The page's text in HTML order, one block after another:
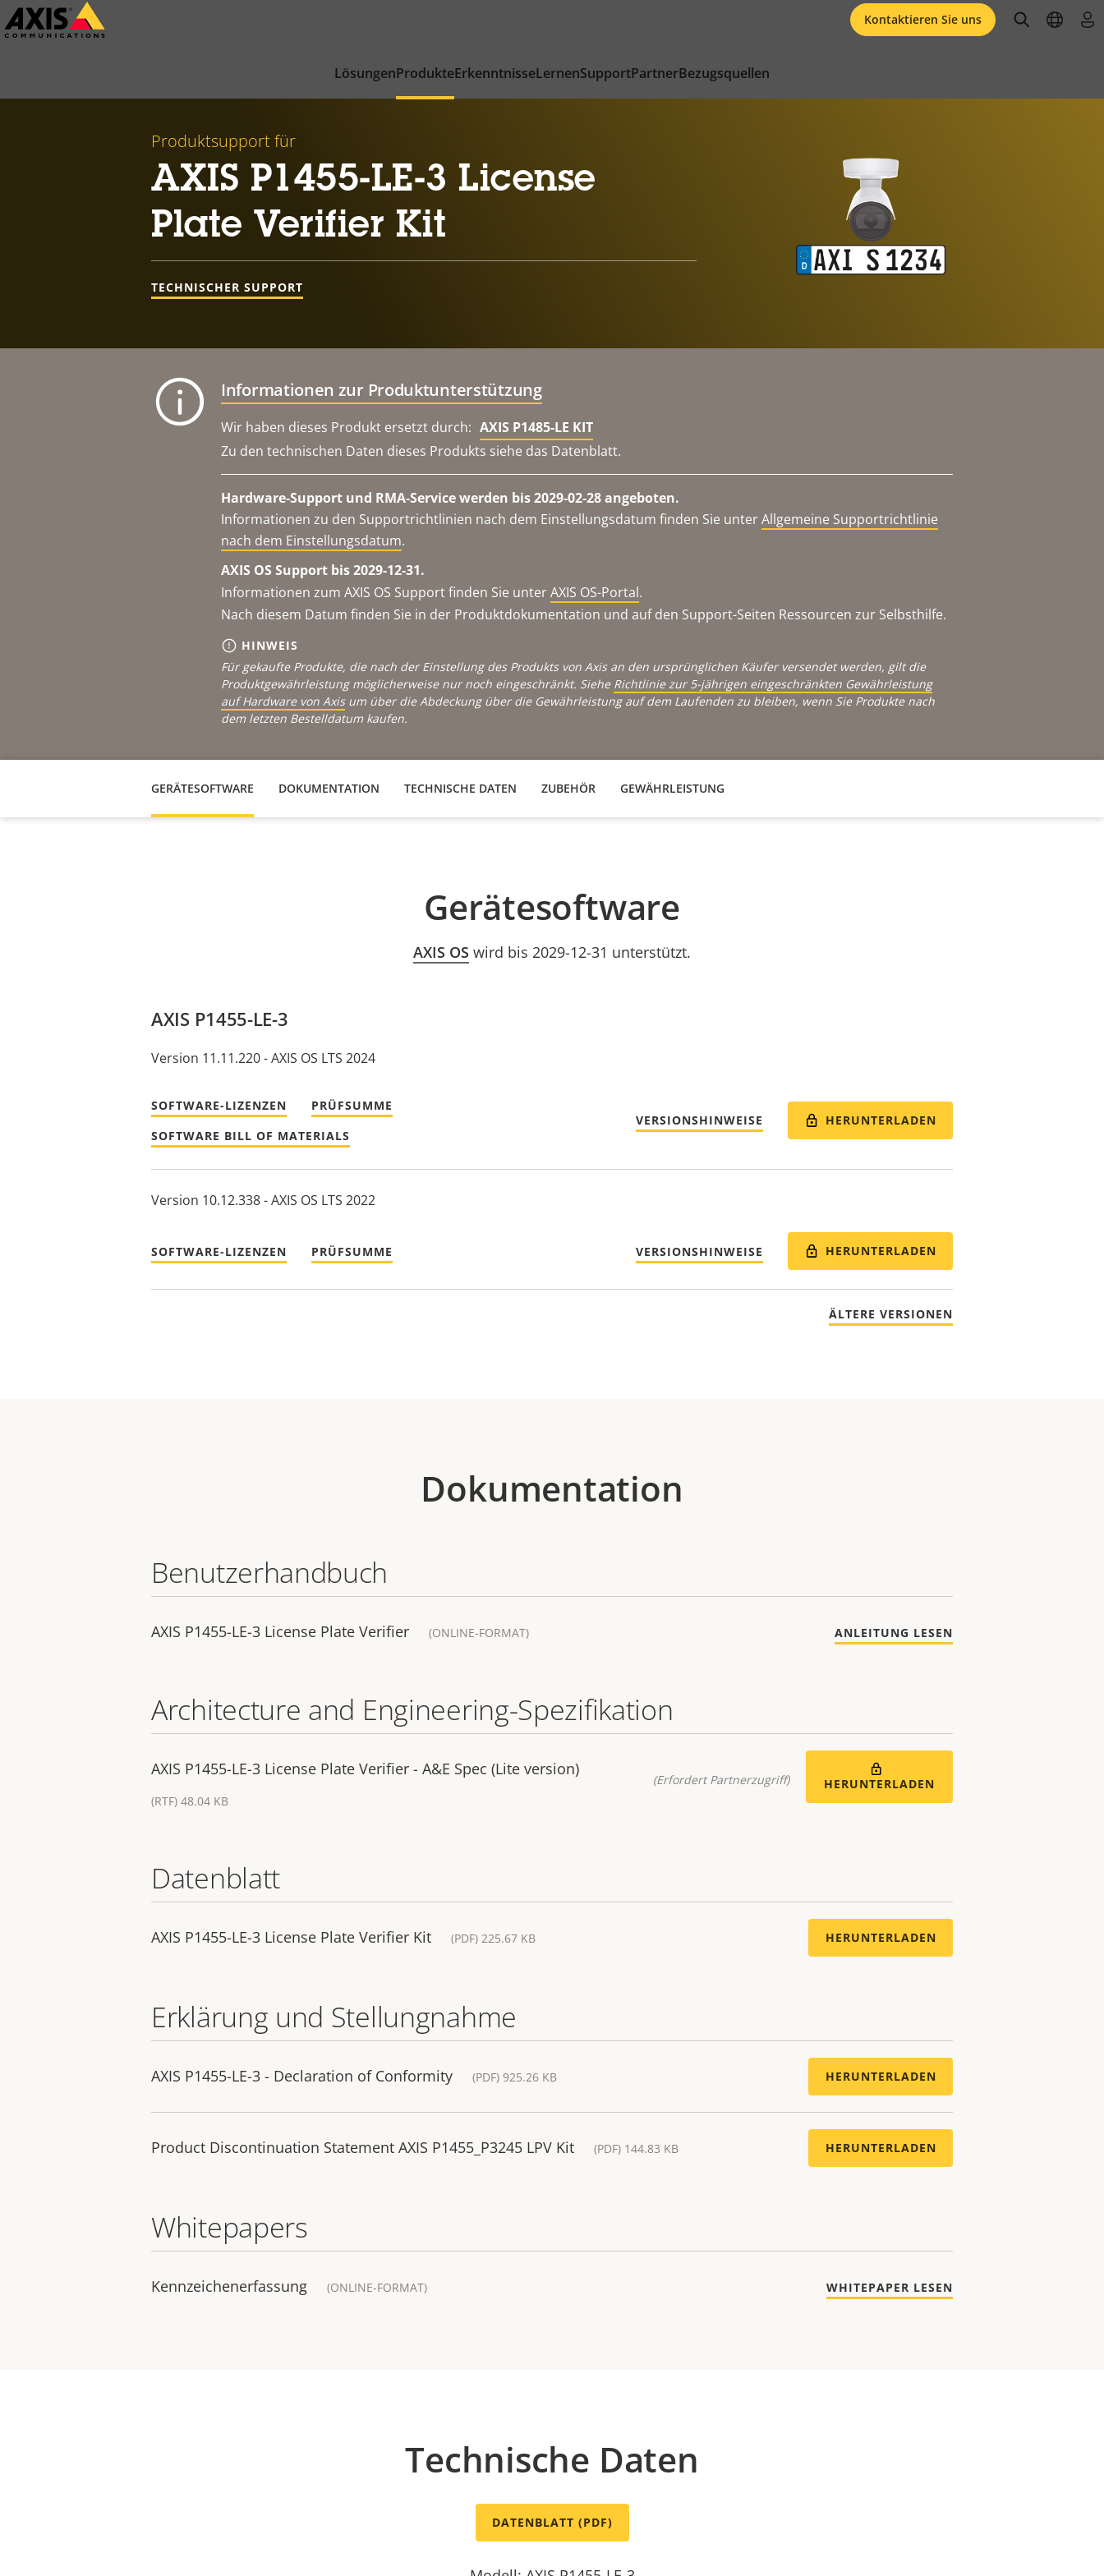
Zum
Hauptinhalt
LösungenProdukteErkenntnisseLernenSupportPartnerBezugsquellen
Kontaktieren Sie uns openopen
Produktsupport für
AXIS P1455-LE-3 License
Plate Verifier Kit
TECHNISCHER SUPPORT
Informationen zur Produktunterstützung
Wir haben dieses Produkt ersetzt durch: AXIS P1485-LE KIT
Zu den technischen Daten dieses Produkts siehe das Datenblatt.
Hardware-Support und RMA-Service werden bis 2029-02-28 angeboten.
Informationen zu den Supportrichtlinien nach dem Einstellungsdatum finden Sie unterAllgemeine Supportrichtlinie
nach dem Einstellungsdatum.
AXIS OS Support bis 2029-12-31.
Informationen zum AXIS OS Support finden Sie unterAXIS OS-Portal.
Nach diesem Datum finden Sie in der Produktdokumentation und auf den Support-Seiten Ressourcen zur Selbsthilfe.
HINWEIS
Für gekaufte Produkte, die nach der Einstellung des Produkts von Axis an den ursprünglichen Käufer versendet werden, gilt die
Produktgewährleistung möglicherweise nur noch eingeschränkt. Siehe Richtlinie zur 5-jährigen eingeschränkten Gewährleistung
auf Hardware von Axisum über die Abdeckung über die Gewährleistung auf dem Laufenden zu bleiben, wenn Sie Produkte nach
dem letzten Bestelldatum kaufen.
GERÄTESOFTWARE DOKUMENTATION TECHNISCHE DATEN ZUBEHÖR GEWÄHRLEISTUNG
Gerätesoftware
AXIS OS wird bis 2029-12-31 unterstützt.
AXIS P1455-LE-3
Version 11.11.220 - AXIS OS LTS 2024
SOFTWARE-LIZENZEN
PRÜFSUMME
SOFTWARE BILL OF MATERIALS
VERSIONSHINWEISE HERUNTERLADEN
Version 10.12.338 - AXIS OS LTS 2022
SOFTWARE-LIZENZEN PRÜFSUMME VERSIONSHINWEISE HERUNTERLADEN
ÄLTERE VERSIONEN
Dokumentation
Benutzerhandbuch
AXIS P1455-LE-3 License Plate Verifier (ONLINE-FORMAT) ANLEITUNG LESEN
Architecture and Engineering-Spezifikation
AXIS P1455-LE-3 License Plate Verifier - A&E Spec (Lite version)
(RTF) 48.04 KB
(Erfordert Partnerzugriff) HERUNTERLADEN
Datenblatt
AXIS P1455-LE-3 License Plate Verifier Kit (PDF) 225.67 KB HERUNTERLADEN
Erklärung und Stellungnahme
AXIS P1455-LE-3 - Declaration of Conformity (PDF) 925.26 KB HERUNTERLADEN
Product Discontinuation Statement AXIS P1455_P3245 LPV Kit (PDF) 144.83 KB HERUNTERLADEN
Whitepapers
Kennzeichenerfassung (ONLINE-FORMAT) WHITEPAPER LESEN
Technische Daten
DATENBLATT (PDF)